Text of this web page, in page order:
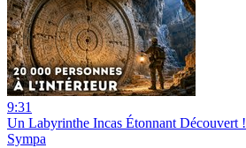
9:31
Un Labyrinthe Incas Étonnant Découvert !
Sympa